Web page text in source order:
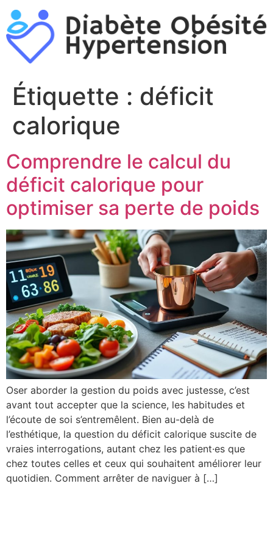
Aller
au
contenu
Étiquette : déficit
calorique
Comprendre le calcul du
déficit calorique pour
optimiser sa perte de poids
Oser aborder la gestion du poids avec justesse, c’est
avant tout accepter que la science, les habitudes et
l’écoute de soi s’entremêlent. Bien au-delà de
l’esthétique, la question du déficit calorique suscite de
vraies interrogations, autant chez les patient·es que
chez toutes celles et ceux qui souhaitent améliorer leur
quotidien. Comment arrêter de naviguer à […]